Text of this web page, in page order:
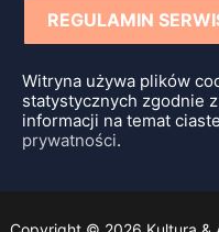
REGULAMIN
Witryna używa plików
statystycznych zgodnie
informacji na temat
prywatności.